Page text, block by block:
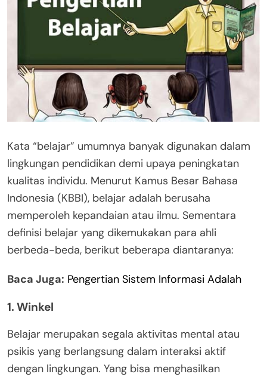
Kata “belajar” umumnya banyak digunakan dalam
lingkungan pendidikan demi upaya peningkatan
kualitas individu. Menurut Kamus Besar Bahasa
Indonesia (KBBI), belajar adalah berusaha
memperoleh kepandaian atau ilmu. Sementara
definisi belajar yang dikemukakan para ahli
berbeda-beda, berikut beberapa diantaranya:
Baca Juga: Pengertian Sistem Informasi Adalah
1. Winkel
Belajar merupakan segala aktivitas mental atau
psikis yang berlangsung dalam interaksi aktif
dengan lingkungan. Yang bisa menghasilkan